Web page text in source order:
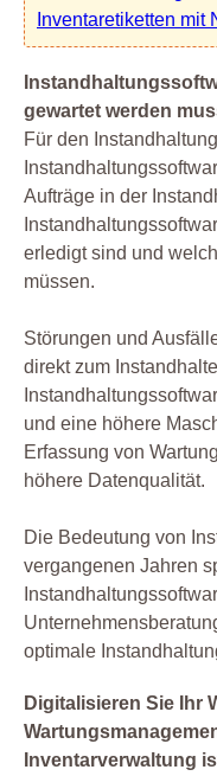
Inventaretiketten mit
gewartet werden
Für den
Aufträge in der
erledigt sind und
müssen.
Störungen und
direkt zum
und eine höhere
Erfassung von
höhere Datenqualität.
Die Bedeutung von
vergangenen Jahren
optimale
Digitalisieren Sie Ihr
Inventarverwaltung